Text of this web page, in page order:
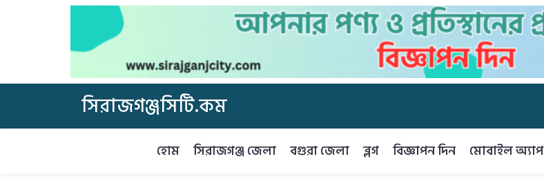
সিরাজগঞ্জসিটি.কম
হোম সিরাজগঞ্জ জেলা বগুরা জেলা ব্লগ বিজ্ঞাপন দিন মোবাইল অ্যাপ